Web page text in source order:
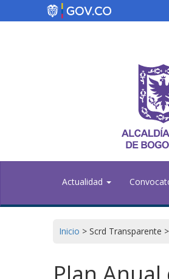
Actualidad
Inicio > Scrd Transparente >